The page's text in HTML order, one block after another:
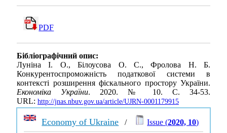
PDF
Бібліографічний опис:
Луніна І. О., Білоусова О. С., Фролова Н. Б.
Конкурентоспроможність податкової системи в
контексті розширення фіскального простору України.
Економіка України. 2020. № 10. С. 34-53.
URL: http://jnas.nbuv.gov.ua/article/UJRN-0001179915
Economy of Ukraine / Issue (2020, 10)